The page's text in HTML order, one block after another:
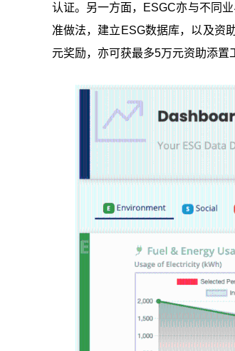
认证。另一方面，ESGC亦与不同
准做法，建立ESG数据库，以及资
元奖励，亦可获最多5万元资助添置